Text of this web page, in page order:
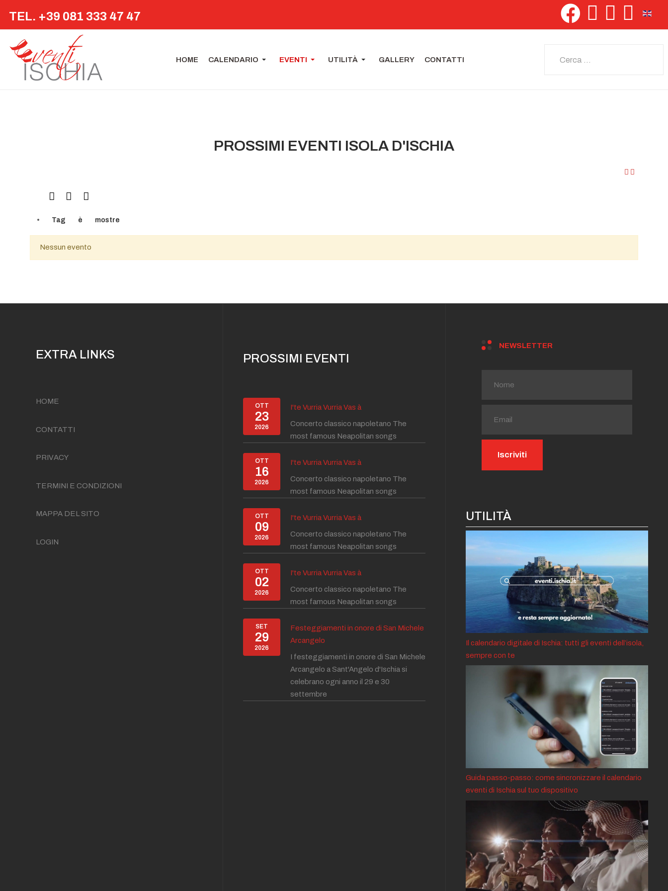
TEL. +39 081 333 47 47
HOME CALENDARIO EVENTI UTILITÀ GALLERY CONTATTI
PROSSIMI EVENTI ISOLA D'ISCHIA
Tag è mostre
Nessun evento
EXTRA LINKS
HOME
CONTATTI
PRIVACY
TERMINI E CONDIZIONI
MAPPA DEL SITO
LOGIN
PROSSIMI EVENTI
OTT
23
2026
I'te Vurria Vurria Vas à
Concerto classico napoletano The
most famous Neapolitan songs
OTT
16
2026
I'te Vurria Vurria Vas à
Concerto classico napoletano The
most famous Neapolitan songs
OTT
09
2026
I'te Vurria Vurria Vas à
Concerto classico napoletano The
most famous Neapolitan songs
OTT
02
2026
I'te Vurria Vurria Vas à
Concerto classico napoletano The
most famous Neapolitan songs
SET
29
2026
Festeggiamenti in onore di San Michele
Arcangelo
I festeggiamenti in onore di San Michele
Arcangelo a Sant'Angelo d'Ischia si
celebrano ogni anno il 29 e 30
settembre
NEWSLETTER
UTILITÀ
Il calendario digitale di Ischia: tutti gli eventi dell’isola,
sempre con te
Guida passo-passo: come sincronizzare il calendario
eventi di Ischia sul tuo dispositivo